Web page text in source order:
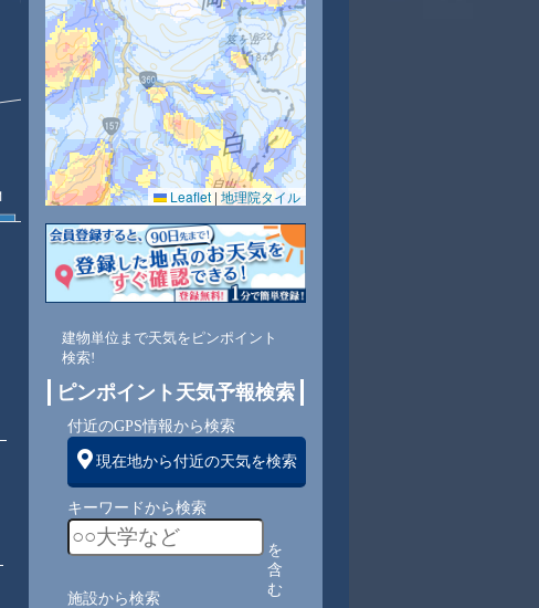
29 29 29 28
74 69 73 76
Leaflet | 地理院タイル
建物単位まで天気をピンポイント
検索!
ピンポイント天気予報検索
付近のGPS情報から検索
現在地から付近の天気を検索
キーワードから検索
を
含
む
施設から検索